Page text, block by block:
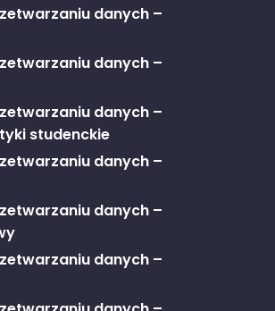
danych –
danych –
danych –
studenckie
danych –
danych –
danych –